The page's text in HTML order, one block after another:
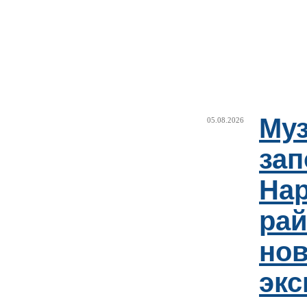
05.08.2026